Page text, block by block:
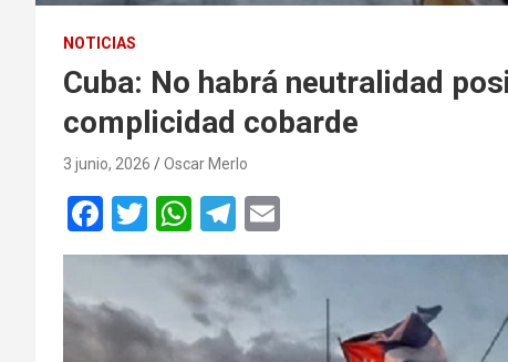
NOTICIAS
Cuba: No habrá neutralidad
complicidad cobarde
3 junio, 2026 Oscar Merlo
F
a
b
T
wi
er
W
h
at
s
T
el
e
gr
m
ail